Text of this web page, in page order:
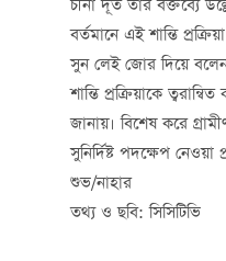
চীনা দূত তার বক্তব্যে
বর্তমানে এই শান্তি
সুন লেই জোর দিয়ে বলেন,
শান্তি প্রক্রিয়াকে
জানায়। বিশেষ করে
সুনির্দিষ্ট পদক্ষেপ নেওয়া
শুভ/নাহার
তথ্য ও ছবি: সিসিটিভি